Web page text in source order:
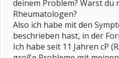
deinem Problem? Warst du
Rheumatologen?
Also ich habe mit den
beschrieben hast, in der
Ich habe seit 11 Jahren cP